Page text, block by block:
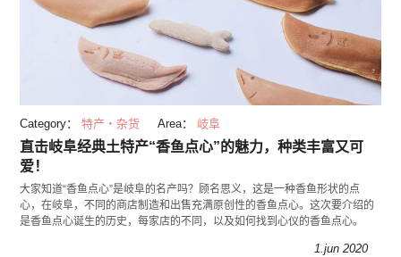
Category： 特产・杂货 Area： 岐阜
直击岐阜经典土特产“香鱼点心”的魅力，种类丰富又可
爱！
大家知道“香鱼点心”是岐阜的名产吗？顾名思义，这是一种香鱼形状的点
心，在岐阜，不同的商店制造和出售充满原创性的香鱼点心。这次要介绍的
是香鱼点心诞生的历史，每家店的不同，以及如何找到心仪的香鱼点心。
1.jun 2020